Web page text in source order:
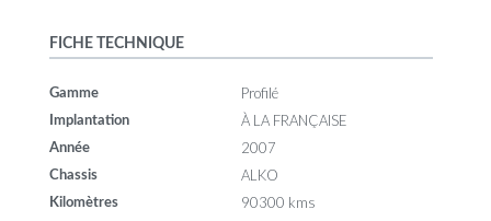
FICHE TECHNIQUE
Gamme Profilé
Implantation À LA FRANÇAISE
Année 2007
Chassis ALKO
Kilomètres 90300 kms